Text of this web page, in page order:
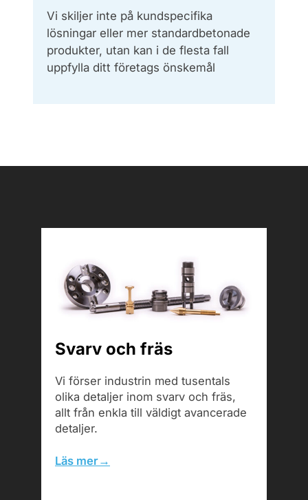
Vi skiljer inte på kundspecifika
lösningar eller mer standardbetonade
produkter, utan kan i de flesta fall
uppfylla ditt företags önskemål
Svarv och fräs
Vi förser industrin med tusentals
olika detaljer inom svarv och fräs,
allt från enkla till väldigt avancerade
detaljer.
Läs mer→